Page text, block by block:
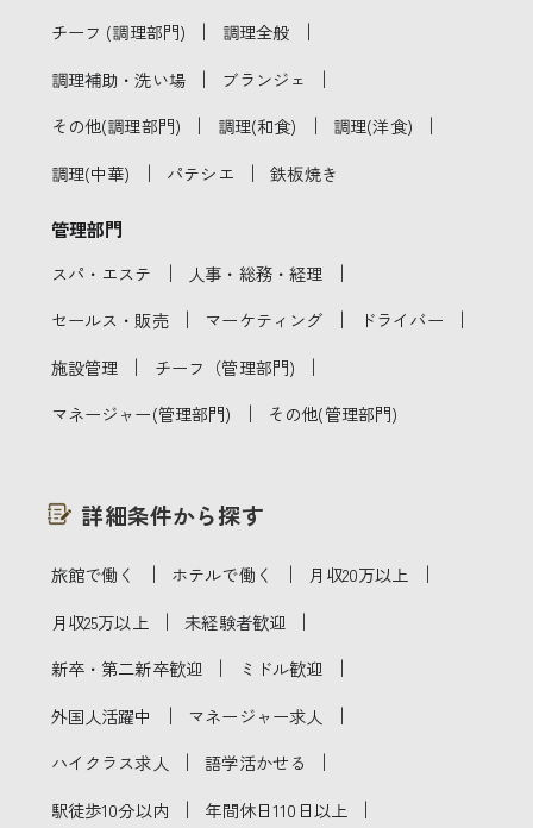
チーフ (調理部門) ｜ 調理全般 ｜
調理補助・洗い場 ｜ ブランジェ ｜
その他(調理部門) ｜ 調理(和食) ｜ 調理(洋食) ｜
調理(中華) ｜ パテシエ ｜ 鉄板焼き
管理部門
スパ・エステ ｜ 人事・総務・経理 ｜
セールス・販売 ｜ マーケティング ｜ ドライバー ｜
施設管理 ｜ チーフ（管理部門) ｜
マネージャー(管理部門) ｜ その他(管理部門)
詳細条件から探す
旅館で働く ｜ ホテルで働く ｜ 月収20万以上 ｜
月収25万以上 ｜ 未経験者歓迎 ｜
新卒・第二新卒歓迎 ｜ ミドル歓迎 ｜
外国人活躍中 ｜ マネージャー求人 ｜
ハイクラス求人 ｜ 語学活かせる ｜
駅徒歩10分以内 ｜ 年間休日110日以上 ｜